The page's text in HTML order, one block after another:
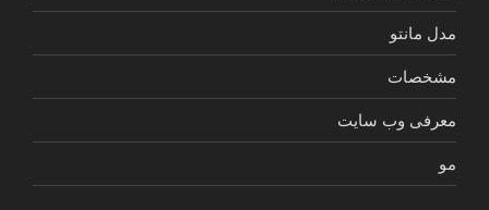
مدل مانتو
مشخصات
معرفی وب سایت
مو